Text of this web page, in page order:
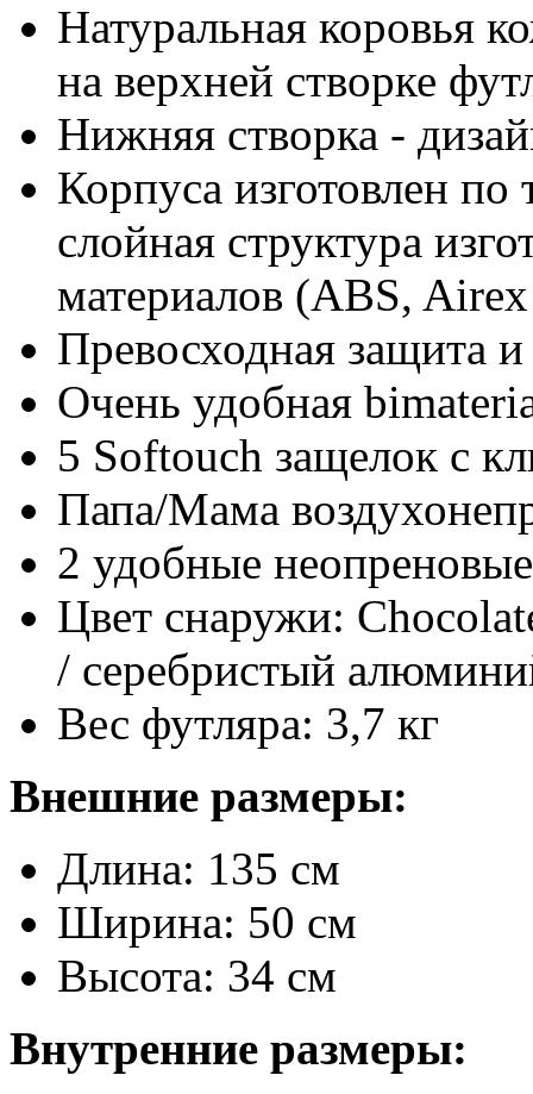
Натуральная коровья
на верхней створке
Нижняя створка -
Корпуса изготовлен
слойная структура
материалов (ABS,
Превосходная защита и
Очень удобная
5 Softouch защелок с
Папа/Мама
2 удобные
Цвет снаружи:
/ серебристый
Вес футляра: 3,7 кг
Внешние размеры:
Длина: 135 см
Ширина: 50 см
Высота: 34 см
Внутренние размеры: